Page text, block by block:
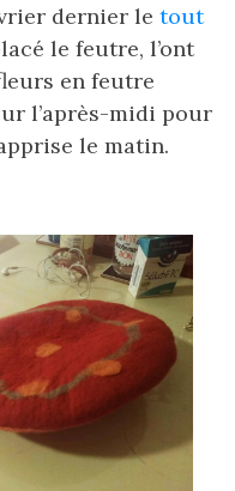
dernier le tout
le feutre, l’ont
en feutre
l’après-midi pour
le matin.